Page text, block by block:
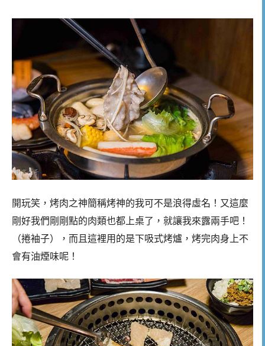
開玩笑，烤肉之神簡稱烤神的我可不是浪得虛名！又這麼
剛好我們剛剛點的肉類也都上桌了，就讓我來露兩手吧！
（捲袖子），而且這裡用的是下吸式烤爐，烤完肉身上不
會有油煙味呢！